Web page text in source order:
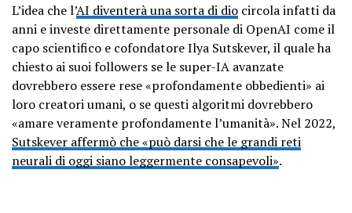
L’idea che l’AI diventerà una sorta di dio circola infatti da
anni e investe direttamente personale di OpenAI come il
capo scientifico e cofondatore Ilya Sutskever, il quale ha
chiesto ai suoi followers se le super-IA avanzate
dovrebbero essere rese «profondamente obbedienti» ai
loro creatori umani, o se questi algoritmi dovrebbero
«amare veramente profondamente l’umanità». Nel 2022,
Sutskever affermò che «può darsi che le grandi reti
neurali di oggi siano leggermente consapevoli».